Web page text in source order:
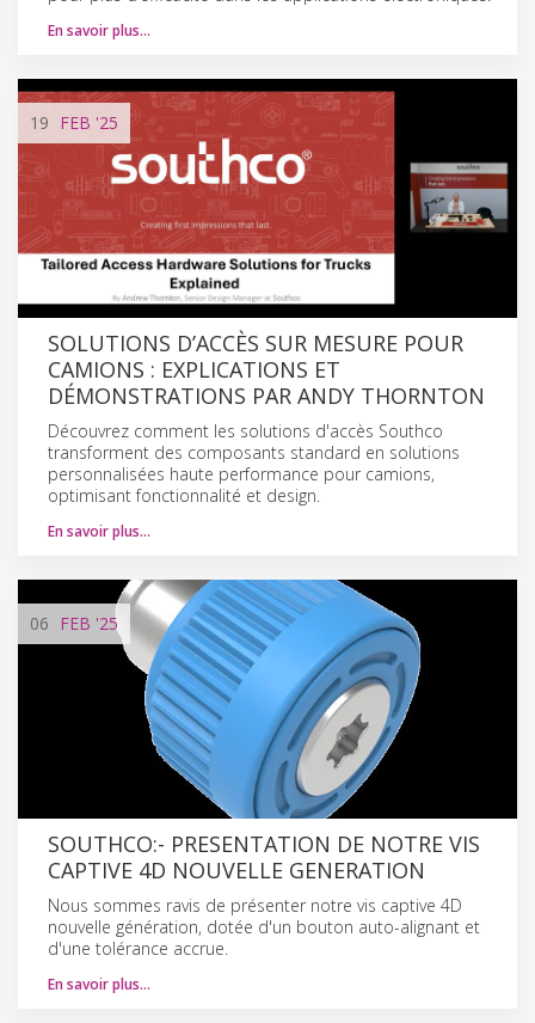
En savoir plus…
19 FEB '25
SOLUTIONS D’ACCÈS SUR MESURE POUR
CAMIONS : EXPLICATIONS ET
DÉMONSTRATIONS PAR ANDY THORNTON
Découvrez comment les solutions d'accès Southco
transforment des composants standard en solutions
personnalisées haute performance pour camions,
optimisant fonctionnalité et design.
En savoir plus…
06 FEB '25
SOUTHCO:- PRESENTATION DE NOTRE VIS
CAPTIVE 4D NOUVELLE GENERATION
Nous sommes ravis de présenter notre vis captive 4D
nouvelle génération, dotée d'un bouton auto-alignant et
d'une tolérance accrue.
En savoir plus…